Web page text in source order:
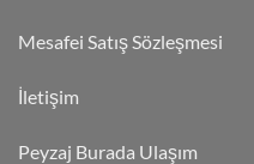
Mesafei Satış Sözleşmesi
İletişim
Peyzaj Burada Ulaşım